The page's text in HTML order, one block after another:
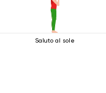
Saluto al sole